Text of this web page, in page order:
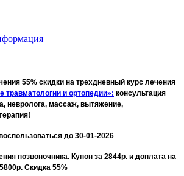
55% скидки на трехдневный курс лечения
травматологии и ортопедии»: консультация
невролога, массаж, вытяжение,
до 30-01-2026
позвоночника. Купон за 2844р. и доплата на
Скидка 55%